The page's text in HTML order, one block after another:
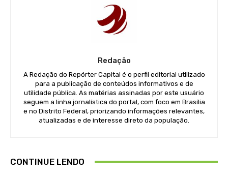
Redação
A Redação do Repórter Capital é o perfil editorial utilizado
para a publicação de conteúdos informativos e de
utilidade pública. As matérias assinadas por este usuário
seguem a linha jornalística do portal, com foco em Brasília
e no Distrito Federal, priorizando informações relevantes,
atualizadas e de interesse direto da população.
CONTINUE LENDO